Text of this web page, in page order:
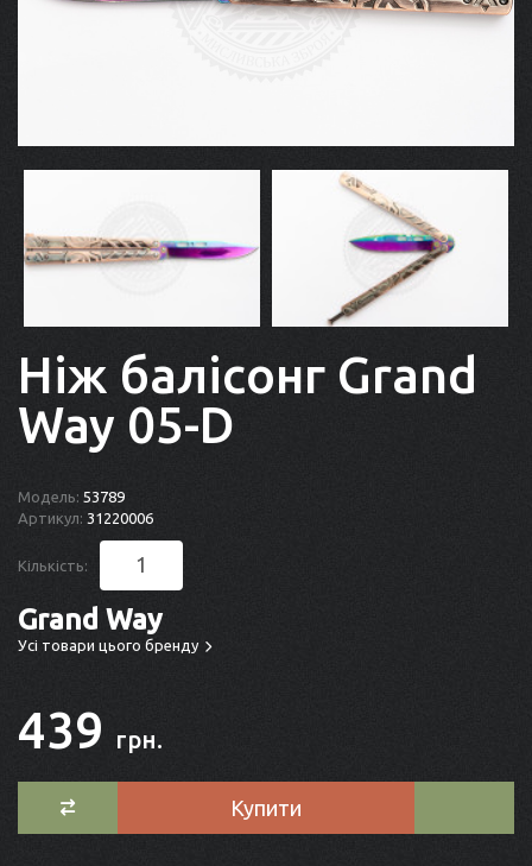
Ніж балісонг Grand
Way 05-D
Модель: 53789
Артикул: 31220006
Кількість:
Grand Way
Усі товари цього бренду
439 грн.
Купити